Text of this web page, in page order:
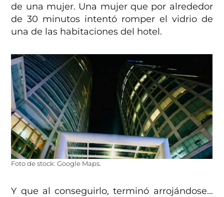
de una mujer. Una mujer que por alrededor
de 30 minutos intentó romper el vidrio de
una de las habitaciones del hotel.
Foto de stock: Google Maps.
Y que al conseguirlo, terminó arrojándose…